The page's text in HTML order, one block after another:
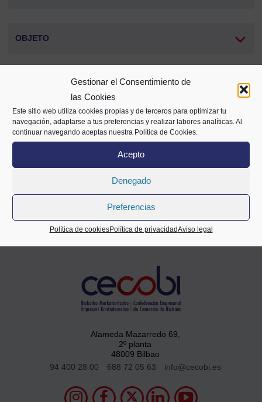
Gestionar el Consentimiento de
las Cookies
Este sitio web utiliza cookies propias y de terceros para optimizar tu
navegación, adaptarse a tus preferencias y realizar labores analíticas. Al
continuar navegando aceptas nuestra Política de Cookies.
Acepto
Denegado
Preferencias
Política de cookiesPolítica de privacidadAviso legal
OBJETO
94 400 28 00
info@cecobi.es
Alameda Mazarredo 69,
2º planta
48009 Bilbao
94 400 28 00
688 72 05 63 info@cecobi.es